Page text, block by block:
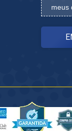
meus